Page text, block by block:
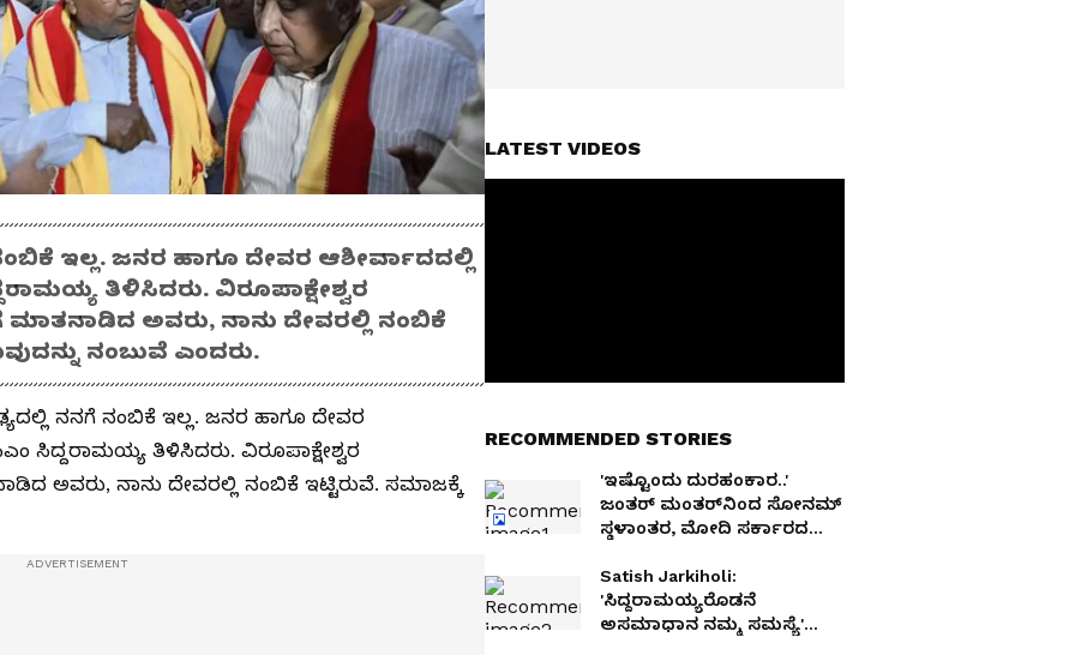
ಇಲ್ಲ. ಜನರ ಹಾಗೂ ದೇವರ ಆಶೀರ್ವಾದದಲ್ಲಿ
ತಿಳಿಸಿದರು. ವಿರೂಪಾಕ್ಷೇಶ್ವರ
ಮಾತನಾಡಿದ ಅವರು, ನಾನು ದೇವರಲ್ಲಿ ನಂಬಿಕೆ
ನಂಬುವೆ ಎಂದರು.
ನನಗೆ ನಂಬಿಕೆ ಇಲ್ಲ. ಜನರ ಹಾಗೂ ದೇವರ
ಸಿದ್ದರಾಮಯ್ಯ ತಿಳಿಸಿದರು. ವಿರೂಪಾಕ್ಷೇಶ್ವರ
ಅವರು, ನಾನು ದೇವರಲ್ಲಿ ನಂಬಿಕೆ ಇಟ್ಟಿರುವೆ. ಸಮಾಜಕ್ಕೆ
LATEST VIDEOS
RECOMMENDED STORIES
'ಇಷ್ಟೊಂದು ದುರಹಂಕಾರ..'
ಜಂತರ್‌ ಮಂತರ್‌ನಿಂದ ಸೋನಮ್
ಸ್ಥಳಾಂತರ, ಮೋದಿ ಸರ್ಕಾರದ
Satish Jarkiholi:
'ಸಿದ್ದರಾಮಯ್ಯರೊಡನೆ
ಅಸಮಾಧಾನ ನಮ್ಮ ಸಮಸ್ಯೆ'